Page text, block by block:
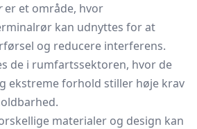
er et område, hvor
kan udnyttes for at
og reducere interferens.
de i rumfartssektoren, hvor de
ekstreme forhold stiller høje krav
materialer og design kan